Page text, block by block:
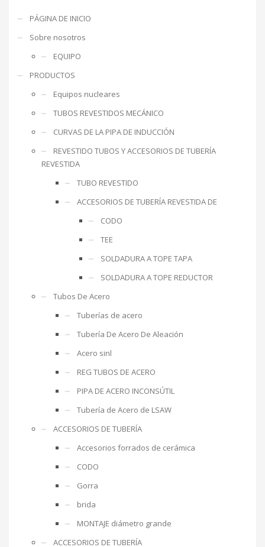
PÁGINA DE INICIO
Sobre nosotros
EQUIPO
PRODUCTOS
Equipos nucleares
TUBOS REVESTIDOS MECÁNICO
CURVAS DE LA PIPA DE INDUCCIÓN
REVESTIDO TUBOS Y ACCESORIOS DE TUBERÍA
REVESTIDA
TUBO REVESTIDO
ACCESORIOS DE TUBERÍA REVESTIDA DE
CODO
TEE
SOLDADURA A TOPE TAPA
SOLDADURA A TOPE REDUCTOR
Tubos De Acero
Tuberías de acero
Tubería De Acero De Aleación
Acero sinl
REG TUBOS DE ACERO
PIPA DE ACERO INCONSÚTIL
Tubería de Acero de LSAW
ACCESORIOS DE TUBERÍA
Accesorios forrados de cerámica
CODO
Gorra
brida
MONTAJE diámetro grande
ACCESORIOS DE TUBERÍA